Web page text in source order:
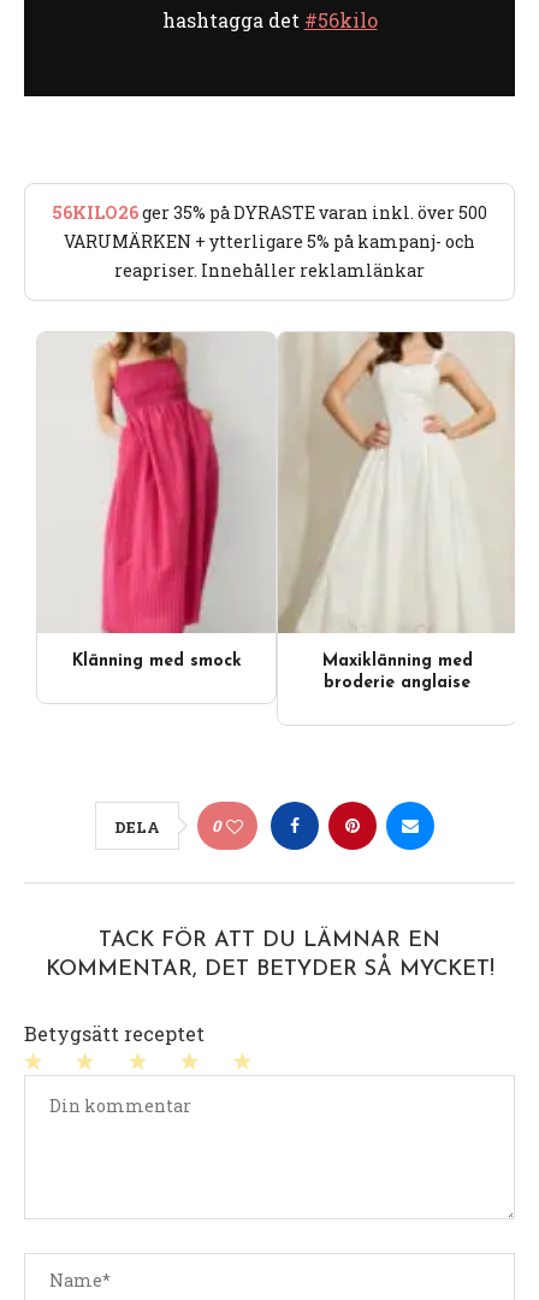
hashtagga det #56kilo
56KILO26ger 35% på DYRASTE varan inkl. över 500
VARUMÄRKEN + ytterligare 5% på kampanj- och
reapriser. Innehåller reklamlänkar
Klänning med smock
Maxiklänning med
broderie anglaise
DELA 0
TACK FÖR ATT DU LÄMNAR EN
KOMMENTAR, DET BETYDER SÅ MYCKET!
Betygsätt receptet
stjärnor
stjärnor
stjärnor
stjärna